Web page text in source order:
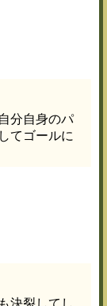
分自身のパ
てゴールに